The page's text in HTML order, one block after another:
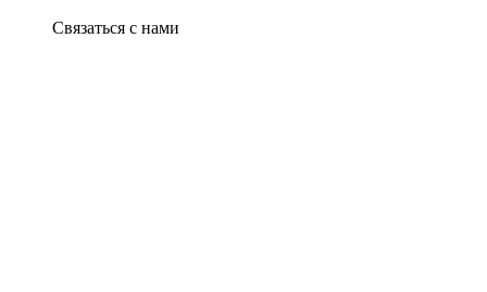
Связаться с нами